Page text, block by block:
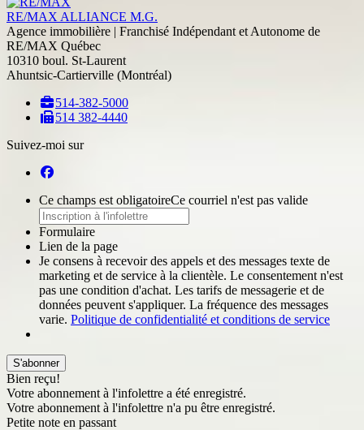
RE/MAX ALLIANCE M.G.
Agence immobilière | Franchisé Indépendant et Autonome de
RE/MAX Québec
10310 boul. St-Laurent
Ahuntsic-Cartierville (Montréal)
514-382-5000
514 382-4440
Suivez-moi sur
Ce champs est obligatoireCe courriel n'est pas valide
Formulaire
Lien de la page
Je consens à recevoir des appels et des messages texte de
marketing et de service à la clientèle. Le consentement n'est
pas une condition d'achat. Les tarifs de messagerie et de
données peuvent s'appliquer. La fréquence des messages
varie. Politique de confidentialité et conditions de service
S'abonner
Bien reçu!
Votre abonnement à l'infolettre a été enregistré.
Votre abonnement à l'infolettre n'a pu être enregistré.
Petite note en passant